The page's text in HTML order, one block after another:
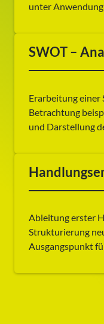
unter
SWOT –
Erarbeitung einer
Betrachtung
und Darstellung
Ableitung erster
Strukturierung
Ausgangspunkt